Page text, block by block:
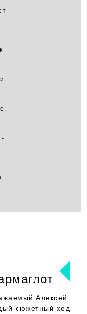
-
Алексей.
сюжетный ход